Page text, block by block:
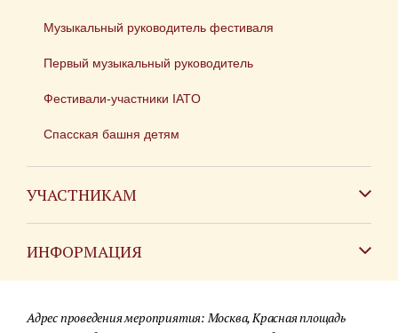
Музыкальный руководитель фестиваля
Первый музыкальный руководитель
Фестивали-участники IATO
Спасская башня детям
УЧАСТНИКАМ
ИНФОРМАЦИЯ
Для СМИ
Адрес проведения мероприятия: Москва, Красная площадь